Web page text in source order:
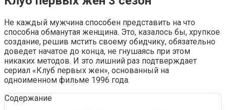
Не каждый мужчина способен представить на что
способна обманутая женщина. Это, казалось бы, хрупкое
создание, решив мстить своему обидчику, обязательно
доведет начатое до конца, не гнушаясь при этом
никаких методов. И это лишний раз подтверждает
сериал «Клуб первых жен», основанный на
одноименном фильме 1996 года.
Содержание